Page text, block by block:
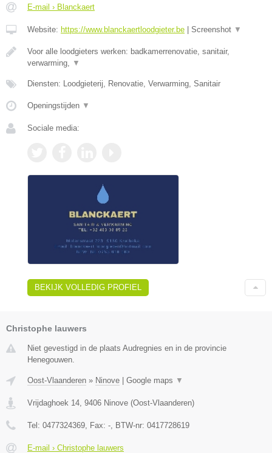
E-mail › Blanckaert
Website: https://www.blanckaertloodgieter.be Screenshot ▼
Voor alle loodgieters werken: badkamerrenovatie, sanitair,
verwarming,
▼
Diensten: Loodgieterij, Renovatie, Verwarming, Sanitair
Openingstijden ▼
Sociale media:
BEKIJK VOLLEDIG PROFIEL
Christophe lauwers
Niet gevestigd in de plaats Audregnies en in de provincie
Henegouwen.
Oost-Vlaanderen » Ninove | Google maps ▼
Vrijdaghoek 14 9406 Ninove (Oost-Vlaanderen)
Tel: 0477324369 , Fax: - , BTW-nr: 0417728619
E-mail › Christophe lauwers